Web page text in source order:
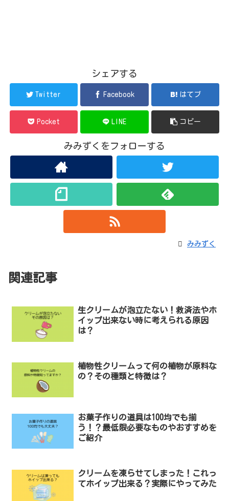
シェアする
Twitter Facebook はてブ
Pocket LINE コピー
みみずくをフォローする
みみずく
関連記事
生クリームが泡立たない！救済法やホ
イップ出来ない時に考えられる原因
は？
植物性クリームって何の植物が原料な
の？その種類と特徴は？
お菓子作りの道具は100均でも揃
う！？最低限必要なものやおすすめを
ご紹介
クリームを凍らせてしまった！これっ
てホイップ出来る？実際にやってみた